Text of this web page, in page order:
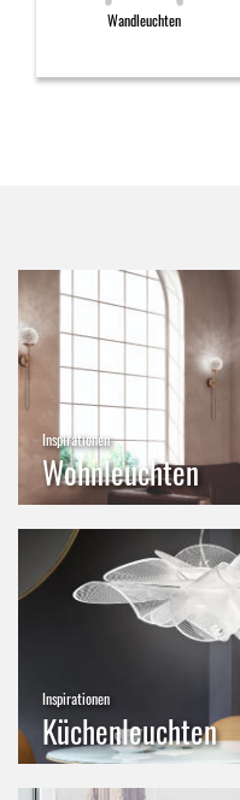
Wandleuchten
Inspirationen
Wohnleuchten
Inspirationen
Küchenleuchten